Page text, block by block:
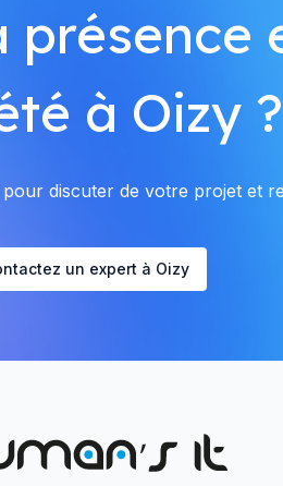
à Oizy ?
discuter de votre projet et
un expert à Oizy